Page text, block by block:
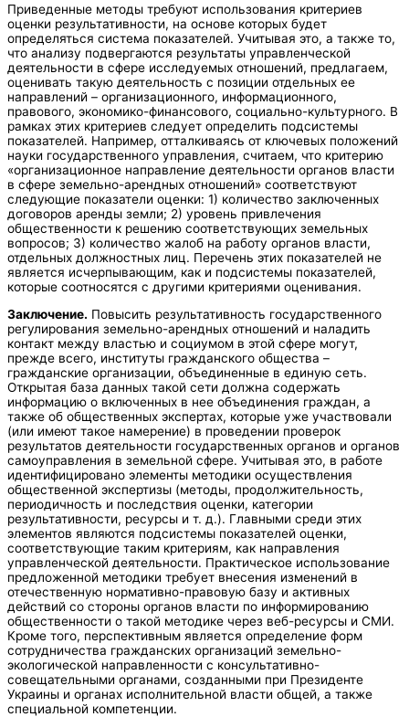
Приведенные методы требуют использования критериев
оценки результативности, на основе которых будет
определяться система показателей. Учитывая это, а также то,
что анализу подвергаются результаты управленческой
деятельности в сфере исследуемых отношений, предлагаем,
оценивать такую деятельность с позиции отдельных ее
направлений – организационного, информационного,
правового, экономико-финансового, социально-культурного. В
рамках этих критериев следует определить подсистемы
показателей. Например, отталкиваясь от ключевых положений
науки государственного управления, считаем, что критерию
«организационное направление деятельности органов власти
в сфере земельно-арендных отношений» соответствуют
следующие показатели оценки: 1) количество заключенных
договоров аренды земли; 2) уровень привлечения
общественности к решению соответствующих земельных
вопросов; 3) количество жалоб на работу органов власти,
отдельных должностных лиц. Перечень этих показателей не
является исчерпывающим, как и подсистемы показателей,
которые соотносятся с другими критериями оценивания.
Заключение. Повысить результативность государственного
регулирования земельно-арендных отношений и наладить
контакт между властью и социумом в этой сфере могут,
прежде всего, институты гражданского общества –
гражданские организации, объединенные в единую сеть.
Открытая база данных такой сети должна содержать
информацию о включенных в нее объединения граждан, а
также об общественных экспертах, которые уже участвовали
(или имеют такое намерение) в проведении проверок
результатов деятельности государственных органов и органов
самоуправления в земельной сфере. Учитывая это, в работе
идентифицировано элементы методики осуществления
общественной экспертизы (методы, продолжительность,
периодичность и последствия оценки, категории
результативности, ресурсы и т. д.). Главными среди этих
элементов являются подсистемы показателей оценки,
соответствующие таким критериям, как направления
управленческой деятельности. Практическое использование
предложенной методики требует внесения изменений в
отечественную нормативно-правовую базу и активных
действий со стороны органов власти по информированию
общественности о такой методике через веб-ресурсы и СМИ.
Кроме того, перспективным является определение форм
сотрудничества гражданских организаций земельно-
экологической направленности с консультативно-
совещательными органами, созданными при Президенте
Украины и органах исполнительной власти общей, а также
специальной компетенции.